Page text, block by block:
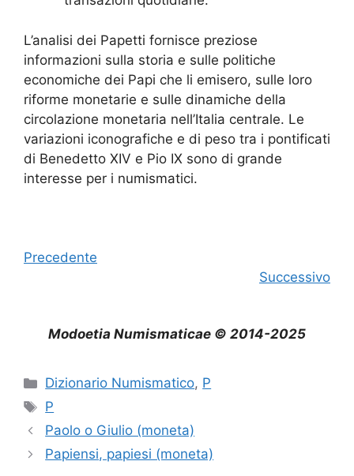
L’analisi dei Papetti fornisce preziose
informazioni sulla storia e sulle politiche
economiche dei Papi che li emisero, sulle loro
riforme monetarie e sulle dinamiche della
circolazione monetaria nell’Italia centrale. Le
variazioni iconografiche e di peso tra i pontificati
di Benedetto XIV e Pio IX sono di grande
interesse per i numismatici.
Precedente
Successivo
Modoetia Numismaticae © 2014-2025
Categorie
Dizionario Numismatico, P
Tag
P
Paolo o Giulio (moneta)
Papiensi, papiesi (moneta)